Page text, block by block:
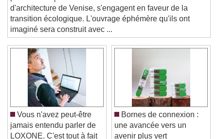
Text
Color Opacity
Text Background
Color
Caption Area Background
Color
Font Size
pavillon français à la Biennale internationale
d'architecture de Venise, s'engagent en faveur de la
transition écologique. L'ouvrage éphémère qu'ils ont
imaginé sera construit avec ...
Vous n'avez peut-être
jamais entendu parler de
Bornes de connexion :
une avancée vers un